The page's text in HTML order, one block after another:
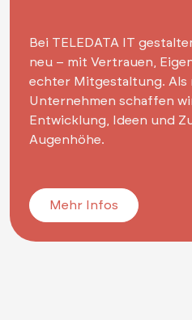
Bei TELEDATA IT
neu – mit Vertrauen,
echter Mitgestaltung.
Unternehmen schaffen
Entwicklung, Ideen und
Augenhöhe.
Mehr Infos